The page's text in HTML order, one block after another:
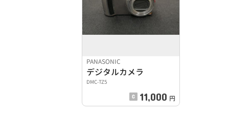
PANASONIC
デジタルカメラ
DMC-TZ5
11,000 円